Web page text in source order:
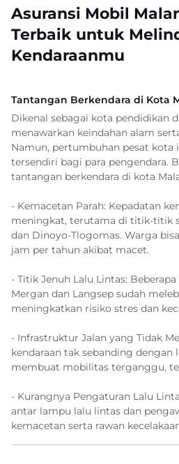
Asuransi Mobil
Terbaik untuk
Kendaraanmu
Tantangan Berkendara di Kota
Dikenal sebagai kota pendidikan
menawarkan keindahan alam
Namun, pertumbuhan pesat
tersendiri bagi para pengendara.
tantangan berkendara di kota
- Kemacetan Parah: Kepadatan
meningkat, terutama di titik-titik
dan Dinoyo-Tlogomas. Warga
jam per tahun akibat macet.
- Titik Jenuh Lalu Lintas:
Mergan dan Langsep sudah
meningkatkan risiko stres dan
- Infrastruktur Jalan yang Tidak
kendaraan tak sebanding dengan
membuat mobilitas terganggu,
- Kurangnya Pengaturan Lalu
antar lampu lalu lintas dan
kemacetan serta rawan